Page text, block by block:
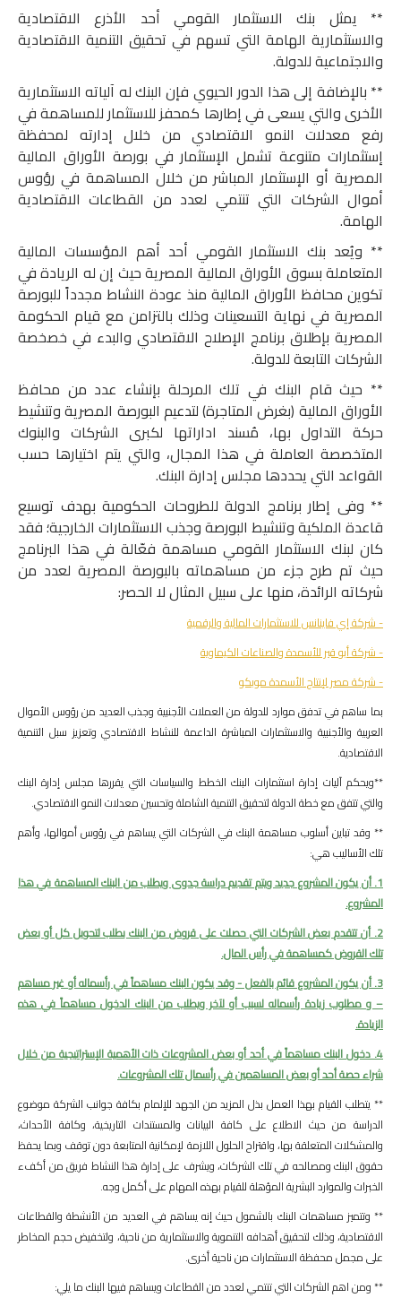
** يمثل بنك الاستثمار القومي أحد الأذرع الاقتصادية
والاستثمارية الهامة التي تسهم في تحقيق التنمية الاقتصادية
والاجتماعية للدولة.
** بالإضافة إلى هذا الدور الحيوي فإن البنك له آلياته الاستثمارية
الأخرى والتي يسعى في إطارها كمحفز للاستثمار للمساهمة في
رفع معدلات النمو الاقتصادي من خلال إدارته لمحفظة
إستثمارات متنوعة تشمل الإستثمار في بورصة الأوراق المالية
المصرية أو الإستثمار المباشر من خلال المساهمة في رؤوس
أموال الشركات التي تنتمي لعدد من القطاعات الاقتصادية
الهامة.
** ويُعد بنك الاستثمار القومي أحد أهم المؤسسات المالية
المتعاملة بسوق الأوراق المالية المصرية حيث إن له الريادة في
تكوين محافظ الأوراق المالية منذ عودة النشاط مجدداً للبورصة
المصرية في نهاية التسعينات وذلك بالتزامن مع قيام الحكومة
المصرية بإطلاق برنامج الإصلاح الاقتصادي والبدء في خصخصة
الشركات التابعة للدولة.
** حيث قام البنك في تلك المرحلة بإنشاء عدد من محافظ
الأوراق المالية (بغرض المتاجرة) لتدعيم البورصة المصرية وتنشيط
حركة التداول بها، مُسند اداراتها لكبرى الشركات والبنوك
المتخصصة العاملة في هذا المجال، والتي يتم اختيارها حسب
القواعد التي يحددها مجلس إدارة البنك.
** وفى إطار برنامج الدولة للطروحات الحكومية بهدف توسيع
قاعدة الملكية وتنشيط البورصة وجذب الاستثمارات الخارجية؛ فقد
كان لبنك الاستثمار القومي مساهمة فعّالة في هذا البرنامج
حيث تم طرح جزء من مساهماته بالبورصة المصرية لعدد من
شركاته الرائدة، منها على سبيل المثال لا الحصر:
- شركة إي فاينانس للاستثمارات المالية والرقمية
- شركة أبو قير للأسمدة والصناعات الكيماوية
- شركة مصر لإنتاج الأسمدة موبكو
بما ساهم في تدفق موارد للدولة من العملات الأجنبية وجذب العديد من رؤوس الأموال
العربية والأجنبية والاستثمارات المباشرة الداعمة للنشاط الاقتصادي وتعزيز سبل التنمية
الاقتصادية.
**ويحكم آليات إدارة استثمارات البنك الخطط والسياسات التي يقررها مجلس إدارة البنك
والتي تتفق مع خطة الدولة لتحقيق التنمية الشاملة وتحسين معدلات النمو الاقتصادي.
** وقد تباين أسلوب مساهمة البنك في الشركات التي يساهم في رؤوس أموالها، وأهم
تلك الأساليب هي:
1. أن يكون المشروع جديد ويتم تقديم دراسة جدوى ويطلب من البنك المساهمة في هذا
المشروع.
2. أن تتقدم بعض الشركات التي حصلت على قروض من البنك بطلب لتحويل كل أو بعض
تلك القروض كمساهمة في رأس المال.
3. أن يكون المشروع قائم بالفعل - وقد يكون البنك مساهماً في رأسماله أو غير مساهم
– و مطلوب زيادة رأسماله لسبب أو لآخر ويطلب من البنك الدخول مساهماً في هذه
الزيادة.
4. دخول البنك مساهماً في أحد أو بعض المشروعات ذات الأهمية الإستراتيجية من خلال
شراء حصة أحد أو بعض المساهمين في رأسمال تلك المشروعات.
** يتطلب القيام بهذا العمل بذل المزيد من الجهد للإلمام بكافة جوانب الشركة موضوع
الدراسة من حيث الاطلاع على كافة البيانات والمستندات التاريخية، وكافة الأحداث،
والمشكلات المتعلقة بها، واقتراح الحلول اللازمة لإمكانية المتابعة دون توقف وبما يحفظ
حقوق البنك ومصالحه في تلك الشركات، ويشرف على إدارة هذا النشاط فريق من أكفء
الخبرات والموارد البشرية المؤهلة للقيام بهذه المهام على أكمل وجه.
** وتتميز مساهمات البنك بالشمول حيث إنه يساهم في العديد من الأنشطة والقطاعات
الاقتصادية، وذلك لتحقيق أهدافه التنموية والاستثمارية من ناحية، ولتخفيض حجم المخاطر
على مجمل محفظة الاستثمارات من ناحية أخرى.
** ومن اهم الشركات التي تنتمي لعدد من القطاعات ويساهم فيها البنك ما يلي: